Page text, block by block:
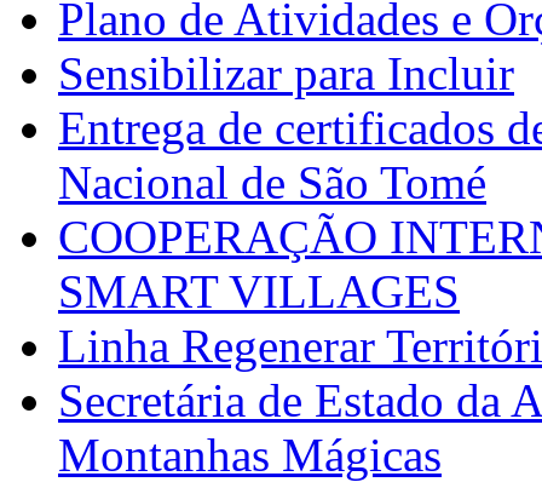
Plano de Atividades e
Sensibilizar para Incluir
Entrega de certificados
Nacional de São Tomé
COOPERAÇÃO
SMART VILLAGES
Linha Regenerar
Secretária de Estado da
Montanhas Mágicas